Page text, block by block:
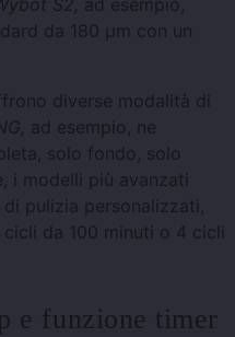
da 180 μm con un
diverse modalità di
ad esempio, ne
solo fondo, solo
i modelli più avanzati
pulizia personalizzati,
da 100 minuti o 4 cicli
e funzione timer